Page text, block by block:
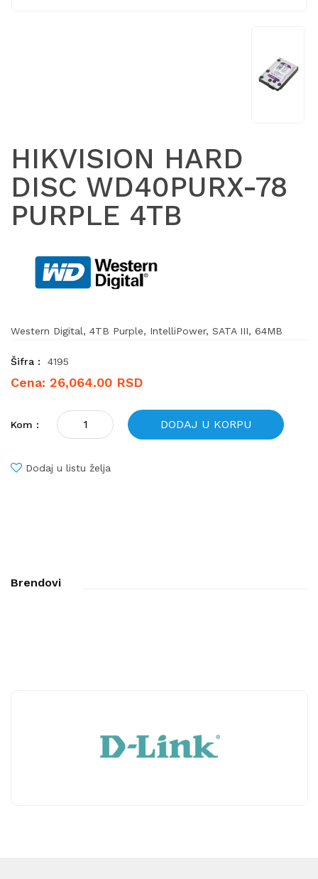
HIKVISION HARD
DISC WD40PURX-78
PURPLE 4TB
Western Digital, 4TB Purple, IntelliPower, SATA III, 64MB
Šifra : 4195
Cena: 26,064.00 RSD
Kom : DODAJ U KORPU
Dodaj u listu želja
Brendovi